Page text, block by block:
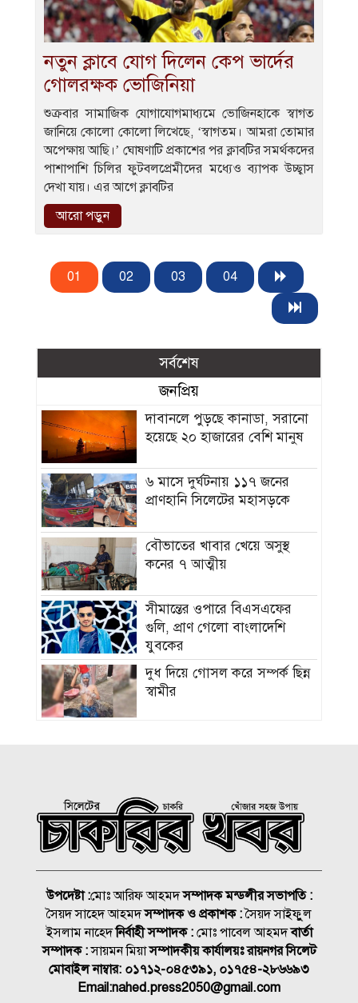
নতুন ক্লাবে যোগ দিলেন কেপ ভার্দের
গোলরক্ষক ভোজিনিয়া
শুক্রবার সামাজিক যোগাযোগমাধ্যমে ভোজিনহাকে স্বাগত
জানিয়ে কোলো কোলো লিখেছে, ‘স্বাগতম। আমরা তোমার
অপেক্ষায় আছি।’ ঘোষণাটি প্রকাশের পর ক্লাবটির সমর্থকদের
পাশাপাশি চিলির ফুটবলপ্রেমীদের মধ্যেও ব্যাপক উচ্ছ্বাস
দেখা যায়। এর আগে ক্লাবটির
আরো পড়ুন
01 02 03 04
সর্বশেষ
জনপ্রিয়
দাবানলে পুড়ছে কানাডা, সরানো
হয়েছে ২০ হাজারের বেশি মানুষ
৬ মাসে দুর্ঘটনায় ১১৭ জনের
প্রাণহানি সিলেটের মহাসড়কে
বৌভাতের খাবার খেয়ে অসুস্থ
কনের ৭ আত্মীয়
সীমান্তের ওপারে বিএসএফের
গুলি, প্রাণ গেলো বাংলাদেশি
যুবকের
দুধ দিয়ে গোসল করে সম্পর্ক ছিন্ন
স্বামীর
ভবিষ্যতেও মানুষের পাশে দাঁড়াবে
ড্যাব: জুবাইদা রহমান
সংবাদপত্র এজেন্ট হাফিজ উল্লাহ’র
মায়ের মৃত্যু জানাযা ও দাফন
সম্পন্ন
জুলাই গণঅভ্যুত্থান স্বৈরাচারের
উপদেষ্টা :মোঃ আরিফ আহমদসম্পাদক মন্ডলীর সভাপতি :
সৈয়দ সাহেদ আহমদসম্পাদক ও প্রকাশক :সৈয়দ সাইফুুল
ইসলাম নাহেদনির্বাহী সম্পাদক :মোঃ পাবেল আহমদবার্তা
সম্পাদক :সায়মন মিয়াসম্পাদকীয় কার্যালয়ঃ রায়নগর সিলেট
মোবাইল নাম্বার: ০১৭১২-০৪৫৩৯১, ০১৭৫৪-২৮৬৬৯৩
Email:nahed.press2050@gmail.com